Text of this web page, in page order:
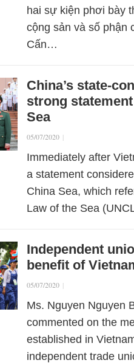
hai sự kiện phơi bày
cộng sản và số phận
Cấn…
China’s state-
strong
Sea
05/07/2020 |
Immediately after
a statement
China Sea, which
Law of the Sea
Independent
benefit of
05/07/2020 |
Ms. Nguyen Nguyen
commented on the
established in
independent trade